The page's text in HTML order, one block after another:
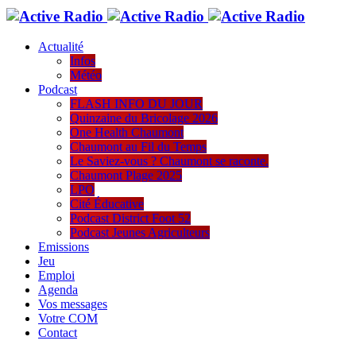
Actualité
Infos
Météo
Podcast
FLASH INFO DU JOUR
Quinzaine du Bricolage 2026
One Health Chaumont
Chaumont au Fil du Temps
Le Saviez-vous ? Chaumont se raconte.
Chaumont Plage 2025
LPO
Cité Éducative
Podcast District Foot 52
Podcast Jeunes Agriculteurs
Emissions
Jeu
Emploi
Agenda
Vos messages
Votre COM
Contact